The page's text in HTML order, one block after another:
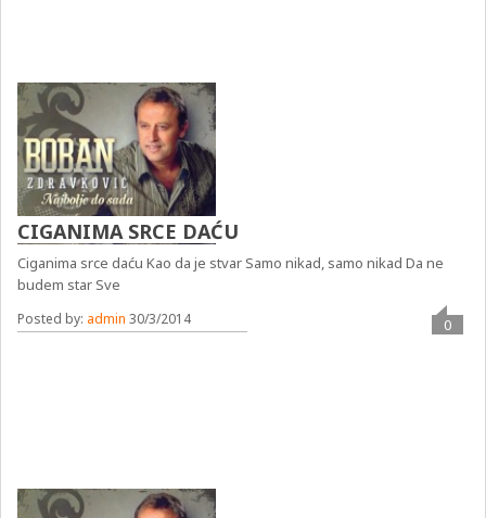
CIGANIMA SRCE DAĆU
Ciganima srce daću Kao da je stvar Samo nikad, samo nikad Da ne
budem star Sve
Posted by: admin 30/3/2014 0